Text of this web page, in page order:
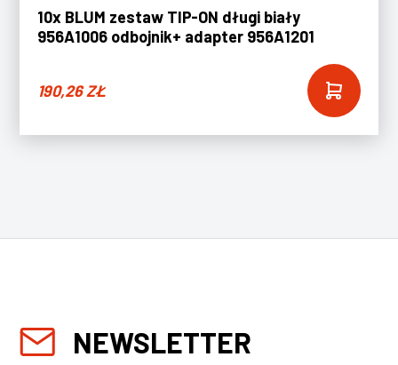
10x BLUM zestaw TIP-ON długi biały
956A1006 odbojnik+ adapter 956A1201
190,26ZŁ
NEWSLETTER